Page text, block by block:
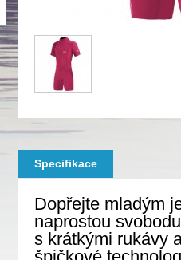
Specifikace
Dopřejte mladým
naprostou
s krátkými rukávy